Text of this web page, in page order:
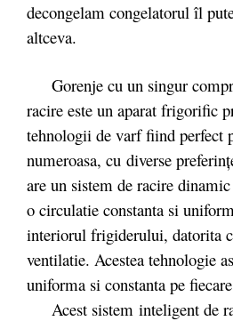
decongelam congelatorul îl
altceva.
Gorenje cu un singur
racire este un aparat frigorific
tehnologii de varf fiind perfect
numeroasa, cu diverse
are un sistem de racire
o circulatie constanta si
interiorul frigiderului, datorita
ventilatie. Acestea tehnologie
uniforma si constanta pe
Acest sistem inteligent de